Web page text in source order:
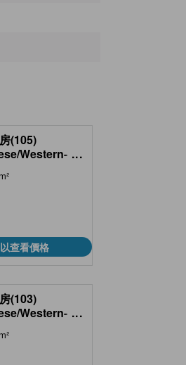
(105)
Western-
Main
...
查看價格
(103)
Western-
Main
...